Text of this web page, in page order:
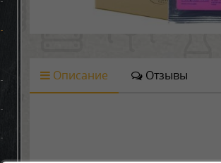
Описание Отзывы